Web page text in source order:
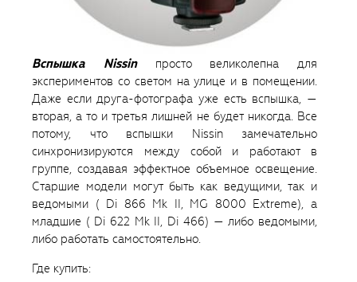
Вспышка Nissinпросто великолепна для
экспериментов со светом на улице и в помещении.
Даже если друга-фотографа уже есть вспышка, —
вторая, а то и третья лишней не будет никогда. Все
потому, что вспышки Nissin замечательно
синхронизируются между собой и работают в
группе, создавая эффектное объемное освещение.
Старшие модели могут быть как ведущими, так и
ведомыми ( Di 866 Mk II, MG 8000 Extreme), а
младшие ( Di 622 Mk II, Di 466) — либо ведомыми,
либо работать самостоятельно.
Где купить: